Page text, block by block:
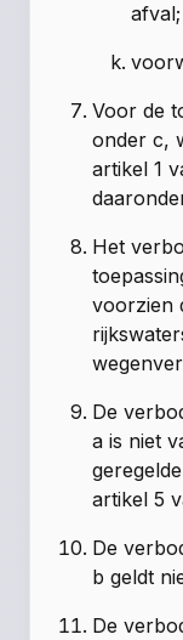
afval;
Voor de
onder c,
artikel 1
Het
voorzien
De
a is niet
artikel 5
De
b geldt
De